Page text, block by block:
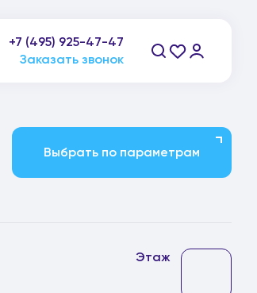
+7 (495) 925-47-47
21:00, сб-вс: 10:00-20:00
Заказать звонок
Выбрать по параметрам
Этаж